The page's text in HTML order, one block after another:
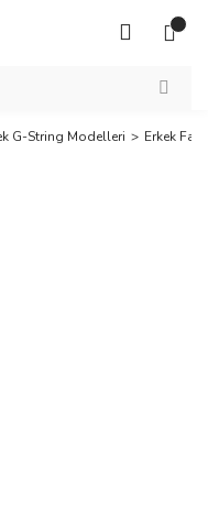
G-String Modelleri Erkek